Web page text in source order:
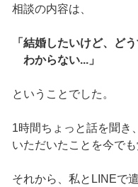
相談の内容は、
「結婚したいけど、ど
わからない...」
ということでした。
1時間ちょっと話を聞き
いただいたことを今でも
それから、私とLINEで